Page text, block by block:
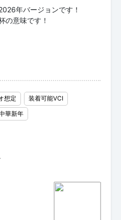
年バージョンです！
の意味です！
想定
装着可能VCI
華新年